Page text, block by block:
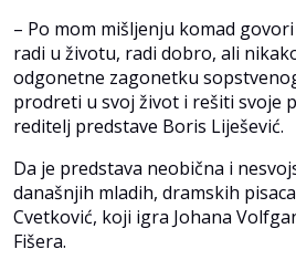
– Po mom mišljenju komad
radi u životu, radi dobro, ali
odgonetne zagonetku
prodreti u svoj život i rešiti svoje
reditelj predstave Boris Liješević.
Da je predstava neobična i
današnjih mladih, dramskih
Cvetković, koji igra Johana
Fišera.